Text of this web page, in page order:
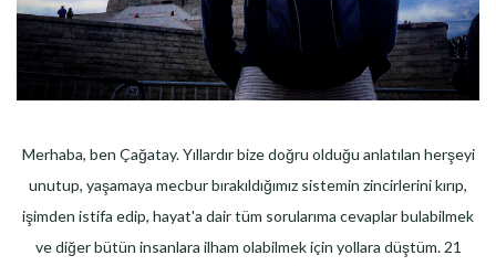
Merhaba, ben Çağatay. Yıllardır bize doğru olduğu anlatılan herşeyi
unutup, yaşamaya mecbur bırakıldığımız sistemin zincirlerini kırıp,
işimden istifa edip, hayat'a dair tüm sorularıma cevaplar bulabilmek
ve diğer bütün insanlara ilham olabilmek için yollara düştüm. 21